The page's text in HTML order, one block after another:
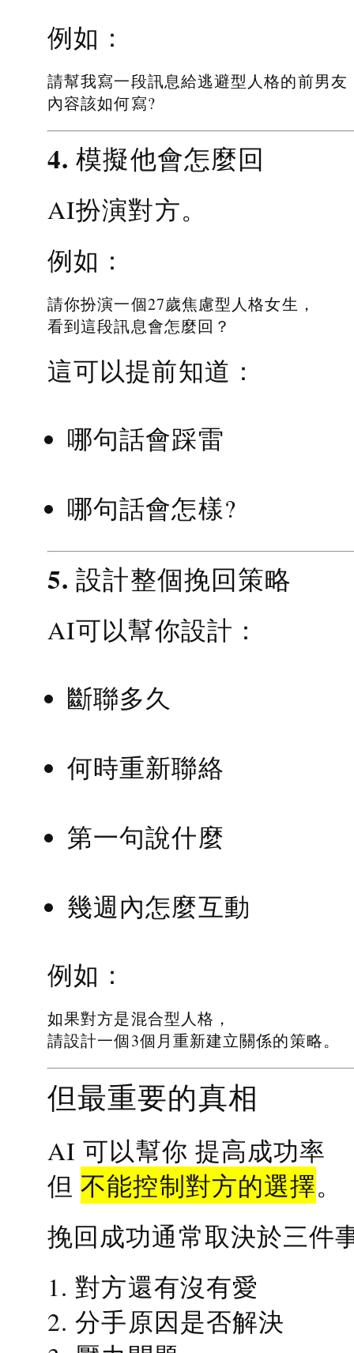
例如：
請幫我寫一段訊息給逃避型人格的前男友
內容該如何寫?
4. 模擬他會怎麼回
AI扮演對方。
例如：
請你扮演一個27歲焦慮型人格女生，
看到這段訊息會怎麼回？
這可以提前知道：
哪句話會踩雷
哪句話會怎樣?
5. 設計整個挽回策略
AI可以幫你設計：
斷聯多久
何時重新聯絡
第一句說什麼
幾週內怎麼互動
例如：
如果對方是混合型人格，
請設計一個3個月重新建立關係的策略。
但最重要的真相
AI 可以幫你 提高成功率
但不能控制對方的選擇。
挽回成功通常取決於三件
1. 對方還有沒有愛
2. 分手原因是否解決